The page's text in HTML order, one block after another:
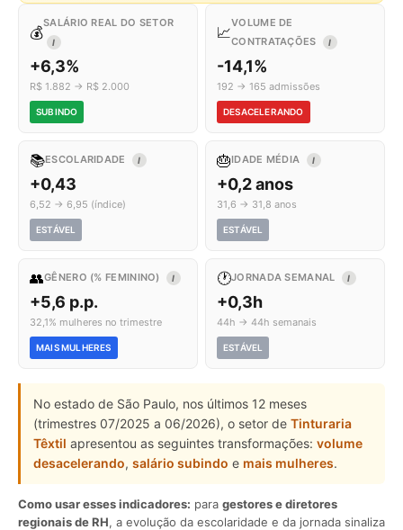
💰
SALÁRIO REAL DO SETOR
I
+6,3%
R$ 1.882 → R$ 2.000
SUBINDO
📈
VOLUME DE
CONTRATAÇÕES
I
-14,1%
192 → 165 admissões
DESACELERANDO
📚ESCOLARIDADE I
+0,43
6,52 → 6,95 (índice)
ESTÁVEL
🎂IDADE MÉDIA I
+0,2 anos
31,6 → 31,8 anos
ESTÁVEL
👥GÊNERO (% FEMININO) I
+5,6 p.p.
32,1% mulheres no trimestre
MAIS MULHERES
🕐JORNADA SEMANAL I
+0,3h
44h → 44h semanais
ESTÁVEL
No estado de São Paulo, nos últimos 12 meses
(trimestres 07/2025 a 06/2026), o setor de Tinturaria
Têxtil apresentou as seguintes transformações: volume
desacelerando, salário subindo e mais mulheres.
Como usar esses indicadores: para gestores e diretores
regionais de RH, a evolução da escolaridade e da jornada sinaliza